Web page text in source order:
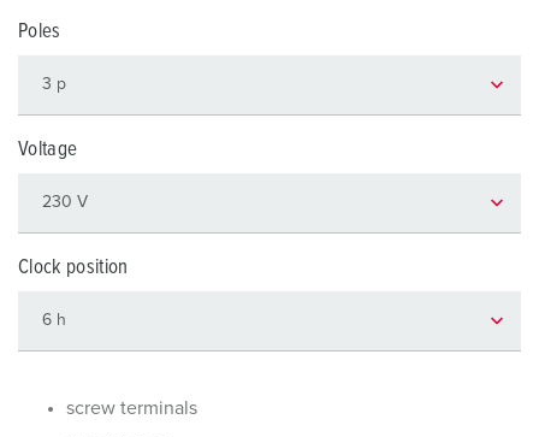
Poles
Voltage
Clock position
screw terminals